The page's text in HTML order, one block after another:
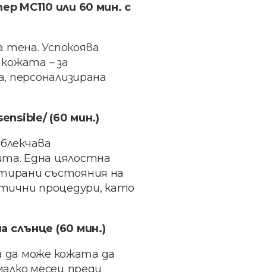
MC110 или 60 мин. с
тена. Успокоява
– за
(60 мин.)
Една цялостна
състояния на
процедури, като
слънце (60 мин.)
да може кожата да
месец преди